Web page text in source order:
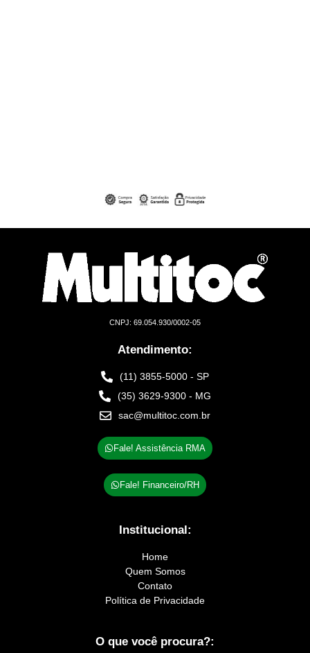
CNPJ: 69.054.930/0002-05
Atendimento:
(11) 3855-5000 - SP
(35) 3629-9300 - MG
sac@multitoc.com.br
Fale! Assistência RMA
Fale! Financeiro/RH
Institucional:
Home
Quem Somos
Contato
Política de Privacidade
O que você procura?: